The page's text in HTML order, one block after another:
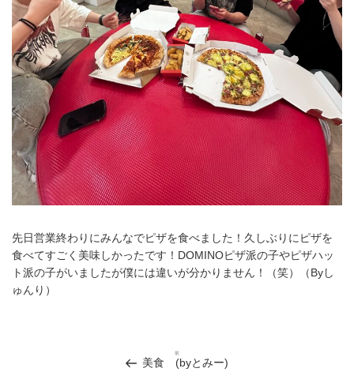
先日営業終わりにみんなでピザを食べました！久しぶりにピザを
食べてすごく美味しかったです！DOMINOピザ派の子やピザハッ
ト派の子がいましたが僕には違いが分かりません！（笑）（Byし
ゅんり）
過
去
美食 (byとみー)